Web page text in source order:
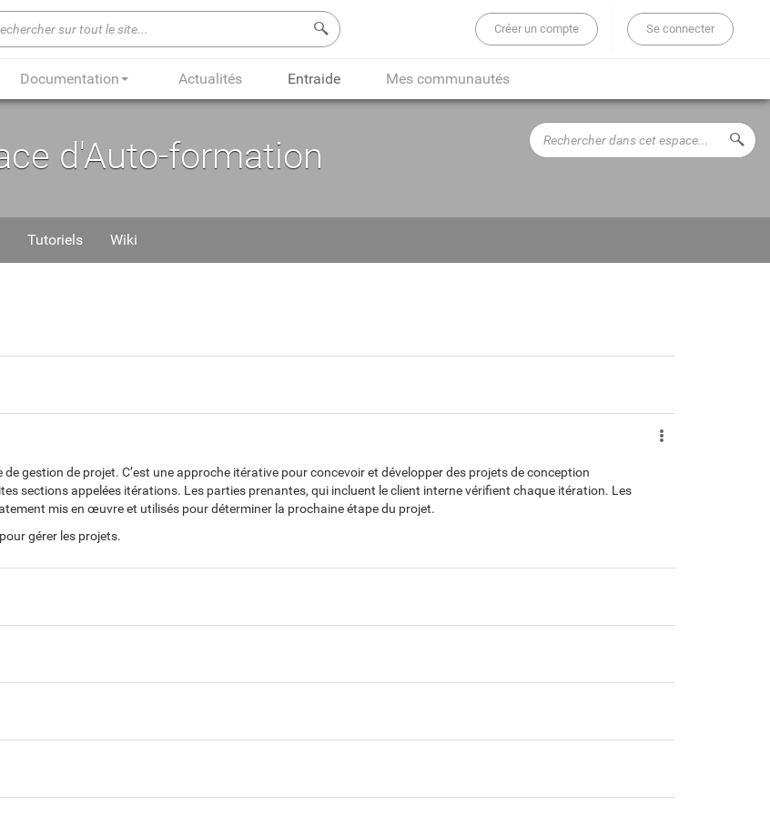
Rechercher sur tout le site...
Créer un compte Se connecter
Documentation Actualités Entraide Mes communautés
d'Auto-formation
Rechercher
dans
Tutoriels Wiki
gestion de projet. C’est une approche itérative pour concevoir et développer des projets de conception
sections appelées itérations. Les parties prenantes, qui incluent le client interne vérifient chaque itération. Les
mis en œuvre et utilisés pour déterminer la prochaine étape du projet.
gérer les projets.